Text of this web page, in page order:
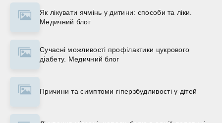
Як лікувати ячмінь у дитини: способи та ліки.
Медичний блог
Сучасні можливості профілактики цукрового
діабету. Медичний блог
Причини та симптоми гіперзбудливості у дітей